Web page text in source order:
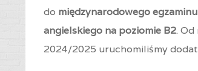
do międzynarodowego
angielskiego na poziomie B2.
2024/2025 uruchomiliśmy